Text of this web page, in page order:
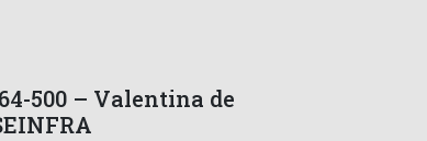
500 – Valentina de